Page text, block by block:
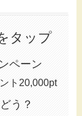
タップ
ペーン
ト20,000pt
う？